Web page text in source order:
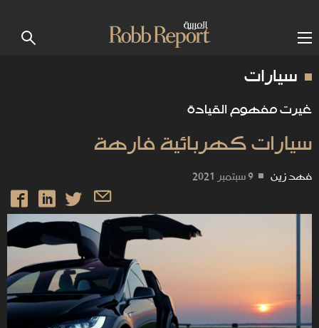
سيارات
غيرت مفهوم القيادة
سيارات كهربائية فارهة
فهد زين 9 سبتمبر 2021